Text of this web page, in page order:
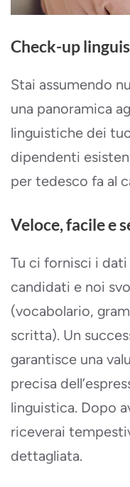
Check-up
Stai assumendo
una panoramica
linguistiche dei
dipendenti
per tedesco fa al
Veloce, facile e
Tu ci fornisci i
candidati e noi
(vocabolario,
scritta). Un
garantisce una
precisa
linguistica. Dopo
riceverai
dettagliata.